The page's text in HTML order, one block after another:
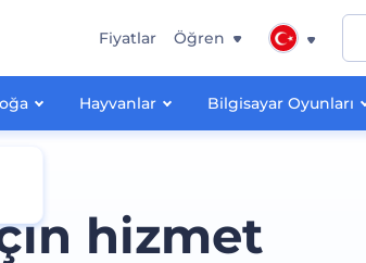
Hayvanlar Bilgisayar Oyunları
Fiyatlar Öğren
hizmet